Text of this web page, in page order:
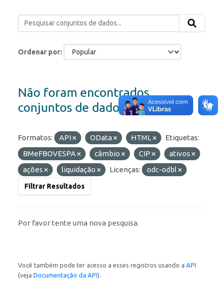
Ordenar por
Não foram encontrados
conjuntos de dados
Formatos: API OData HTML
Etiquetas:
BMeFBOVESPA
câmbio CIP
ativos
ações
liquidação Licenças: odc-odbl
Filtrar Resultados
Por favor tente uma nova pesquisa.
Você também pode ter acesso a esses registros usando a API
(veja Documentação da API).